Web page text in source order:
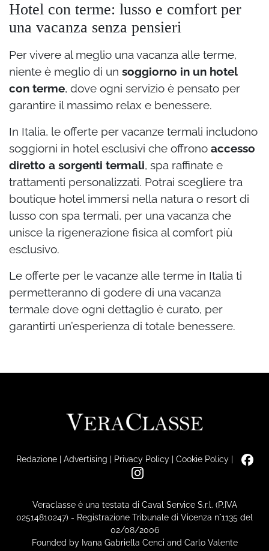
Hotel con terme: lusso e comfort per
una vacanza senza pensieri
Per vivere al meglio una vacanza alle terme,
niente è meglio di un soggiorno in un hotel
con terme, dove ogni servizio è pensato per
garantire il massimo relax e benessere.
In Italia, le offerte per vacanze termali includono
soggiorni in hotel esclusivi che offrono accesso
diretto a sorgenti termali, spa raffinate e
trattamenti personalizzati. Potrai scegliere tra
boutique hotel immersi nella natura o resort di
lusso con spa termali, per una vacanza che
unisce la rigenerazione fisica al comfort più
esclusivo.
Le offerte per le vacanze alle terme in Italia ti
permetteranno di godere di una vacanza
termale dove ogni dettaglio è curato, per
garantirti un’esperienza di totale benessere.
Redazione| Advertising | Privacy Policy| Cookie Policy|
Veraclasse è una testata di Caval Service S.r.l. (P.IVA
02514810247) - Registrazione Tribunale di Vicenza n°1135 del
02/08/2006
Founded by Ivana Gabriella Cenci and Carlo Valente